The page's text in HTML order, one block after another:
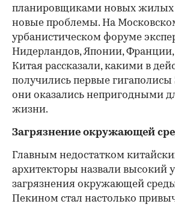
планировщиками новых жилых
новые проблемы. На
урбанистическом форуме
Нидерландов, Японии,
Китая рассказали, какими в
получились первые
они оказались непригодными
жизни.
Загрязнение окружающей
Главным недостатком
архитекторы назвали высокий
загрязнения окружающей
Пекином стал настолько